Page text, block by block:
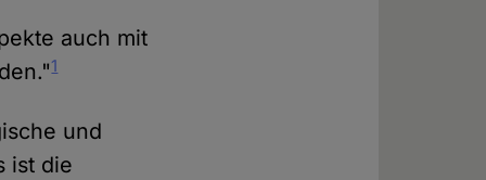
auch mit
1
und
ist die